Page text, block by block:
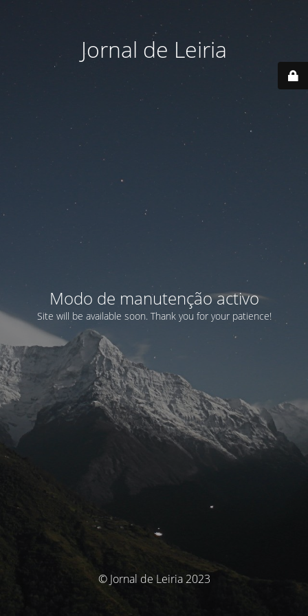
Jornal de Leiria
Modo de manutenção activo
Site will be available soon. Thank you for your patience!
© Jornal de Leiria 2023